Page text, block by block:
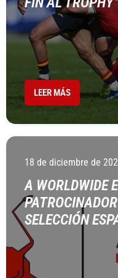
LEER MÁS
18 de diciembre de
A WORLDWIDE
SELECCIÓN